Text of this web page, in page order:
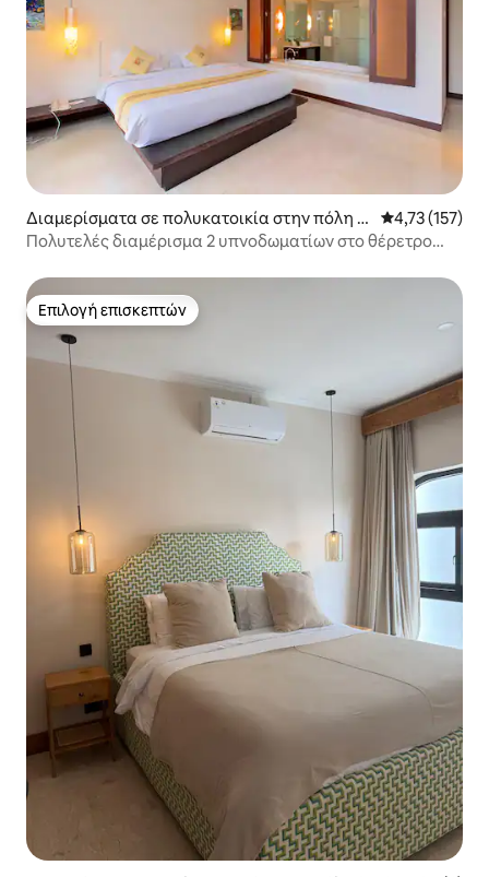
Διαμερίσματα σε πολυκατοικία στην πόλη N
usa Dua
Μέση
4,73 (157)
Πολυτελές διαμέρισμα 2 υπνοδωματίων στο θέρετρο
Επιλογή επισκεπτών
Επιλογή επισκεπτών